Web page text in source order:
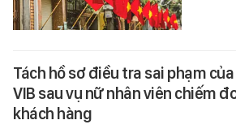
Tách hồ sơ điều tra sai phạm
VIB sau vụ nữ nhân viên chiếm
khách hàng